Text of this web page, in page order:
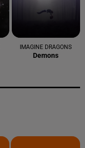
IMAGINE DRAGONS
Demons